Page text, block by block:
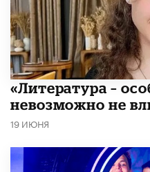
​«Литература –
невозможно не
19 ИЮНЯ